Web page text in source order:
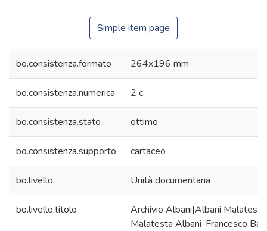
Simple item page
bo.consistenza.formato 264x196 mm
bo.consistenza.numerica 2 c.
bo.consistenza.stato ottimo
bo.consistenza.supporto cartaceo
bo.livello Unità documentaria
bo.livello.titolo
Archivio Albani|Albani
Malatesta Albani-Francesco